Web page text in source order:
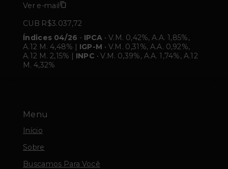
Menu
Início
Sobre
Buscamos Para Você
Ver e-mail
CUB R$3.037,72
Índices 04/26 - IPCA • V.M. 0,42%, A.A. 1,85%,
A.12 M. 4,48% | IGP-M • V.M. 0,31%, A.A. 0,92%,
A.12 M. 2,15% | INPC • V.M. 0,39%, A.A. 1,74%, A.12
M. 4,32%